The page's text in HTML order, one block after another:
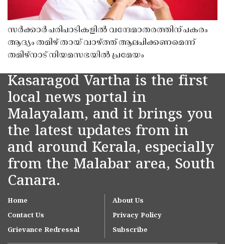
സർക്കാർ പരിപാടികളിൽ വന്ദേമാതരത്തിന് പകരം
ആദ്യം തമിഴ് തായ് വാഴ്ത്ത് ആലപിക്കണമെന്ന്
തമിഴ്നാട് നിയമസഭയിൽ പ്രമേയം
Kasaragod Vartha is the first
local news portal in
Malayalam, and it brings you
the latest updates from in
and around Kerala, especially
from the Malabar area, South
Canara.
Home
About Us
Contact Us
Privacy Policy
Grievance Redressal
Subscribe